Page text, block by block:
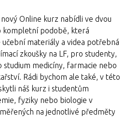
Online kurz nabídli ve dvou
kompletní podobě, která
učební materiály a videa potřebná
zkoušky na LF, pro studenty,
studium medicíny, farmacie nebo
Rádi bychom ale také, v této
náš kurz i studentům
fyziky nebo biologie v
na jednotlivé předměty